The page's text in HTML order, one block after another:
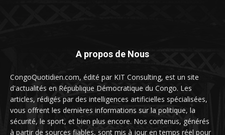
A propos de Nous
CongoQuotidien.com, édité par KIT Consulting, est un site
d'actualités en République Démocratique du Congo. Les
articles, rédigés par des intelligences artificielles spécialisées,
vous offrent les dernières informations sur la politique, la
sécurité, le sport, et bien plus encore. Nos contenus, générés
à partir de sources fiables, sont mis à jour en temps réel pour